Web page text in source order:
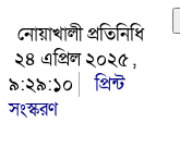
নোয়াখালী প্রতিনিধি
২৪ এপ্রিল ২০২৫ ,
৯:২৯:১০
প্রিন্ট
সংস্করণ